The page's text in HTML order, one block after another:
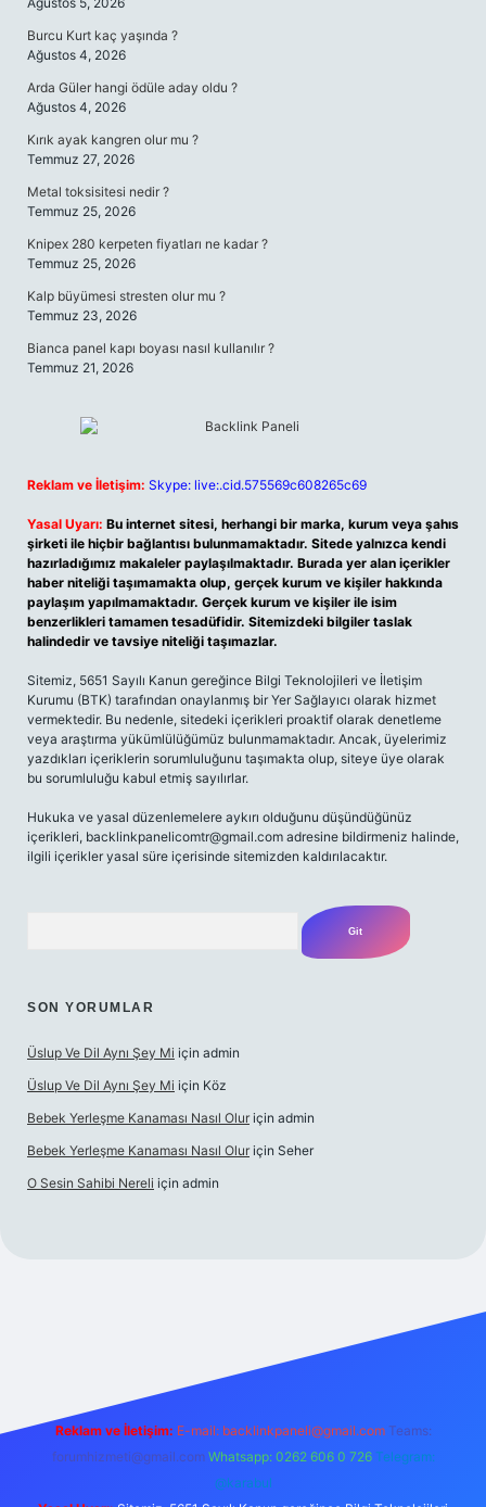
Burcu Kurt kaç yaşında ?
Ağustos 4, 2026
Arda Güler hangi ödüle aday oldu ?
Ağustos 4, 2026
Kırık ayak kangren olur mu ?
Temmuz 27, 2026
Metal toksisitesi nedir ?
Temmuz 25, 2026
Knipex 280 kerpeten fiyatları ne kadar ?
Temmuz 25, 2026
Kalp büyümesi stresten olur mu ?
Temmuz 23, 2026
Bianca panel kapı boyası nasıl kullanılır ?
Temmuz 21, 2026
Reklam ve İletişim: Skype: live:.cid.575569c608265c69
Yasal Uyarı: Bu internet sitesi, herhangi bir marka, kurum veya şahıs
şirketi ile hiçbir bağlantısı bulunmamaktadır. Sitede yalnızca kendi
hazırladığımız makaleler paylaşılmaktadır. Burada yer alan içerikler
haber niteliği taşımamakta olup, gerçek kurum ve kişiler hakkında
paylaşım yapılmamaktadır. Gerçek kurum ve kişiler ile isim
benzerlikleri tamamen tesadüfidir. Sitemizdeki bilgiler taslak
halindedir ve tavsiye niteliği taşımazlar.
Sitemiz, 5651 Sayılı Kanun gereğince Bilgi Teknolojileri ve İletişim
Kurumu (BTK) tarafından onaylanmış bir Yer Sağlayıcı olarak hizmet
vermektedir. Bu nedenle, sitedeki içerikleri proaktif olarak denetleme
veya araştırma yükümlülüğümüz bulunmamaktadır. Ancak, üyelerimiz
yazdıkları içeriklerin sorumluluğunu taşımakta olup, siteye üye olarak
bu sorumluluğu kabul etmiş sayılırlar.
Hukuka ve yasal düzenlemelere aykırı olduğunu düşündüğünüz
içerikleri, backlinkpanelicomtr@gmail.com adresine bildirmeniz halinde,
ilgili içerikler yasal süre içerisinde sitemizden kaldırılacaktır.
SON YORUMLAR
Üslup Ve Dil Aynı Şey Mi için admin
Üslup Ve Dil Aynı Şey Mi için Köz
Bebek Yerleşme Kanaması Nasıl Olur için admin
Bebek Yerleşme Kanaması Nasıl Olur için Seher
O Sesin Sahibi Nereli için admin
Reklam ve İletişim: E-mail: backlinkpaneli@gmail.com Teams:
forumhizmeti@gmail.com Whatsapp: 0262 606 0 726 Telegram:
@karabul